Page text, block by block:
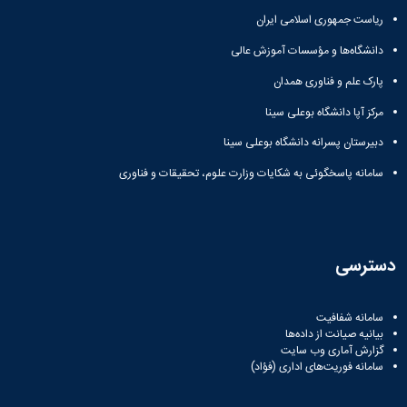
معظم
تماس
دانشگاه
روابط
آدرس
دانشکده‌ها
شماره
آموزش
کارکنان
سایر
آموزشی
نظامنامه
اخلاق
آموزش
دانش‌آموختگان
باستان
شناسی
آزمایشگاه
هوش
و
بینایی
ژئوماتیک
مرکز
پایان
نامه
و
رساله
حسابداری
رزن
غذایی
بهار
مجتمع
آموزش
فاطمیه
چمن
سالن‌های
ورزشی
تفریحی-
باغ
دانشگاه
موزه
تاریخ
دانشگاه
(محمد)
ریاست جمهوری اسلامی ایران
دانشگاه‌ها و مؤسسات آموزش عالی
پارک علم و فناوری همدان
مرکز آپا دانشگاه بوعلی سینا
دبیرستان پسرانه دانشگاه بوعلی سینا
سامانه پاسخگوئی به شکایات وزارت علوم، تحقیقات و فناوری
دسترسی
سامانه شفافیت
بیانیه صیانت از داده‌ها
گزارش آماری وب‌ سایت
سامانه فوریت‌های اداری (فؤاد)